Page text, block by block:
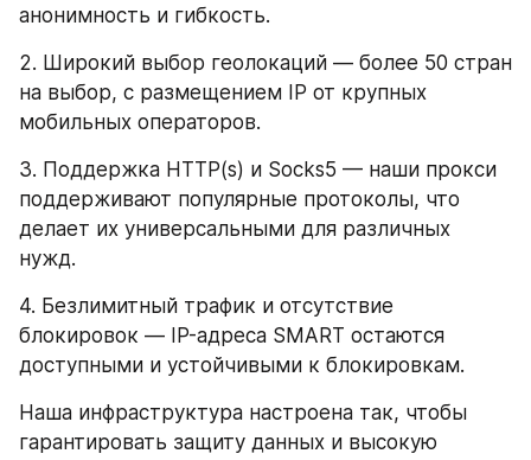
анонимность и гибкость.
2. Широкий выбор геолокаций — более 50 стран
на выбор, с размещением IP от крупных
мобильных операторов.
3. Поддержка HTTP(s) и Socks5 — наши прокси
поддерживают популярные протоколы, что
делает их универсальными для различных
нужд.
4. Безлимитный трафик и отсутствие
блокировок — IP-адреса SMART остаются
доступными и устойчивыми к блокировкам.
Наша инфраструктура настроена так, чтобы
гарантировать защиту данных и высокую